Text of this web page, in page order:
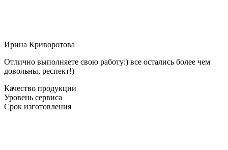
Ирина Криворотова
Отлично выполняете свою работу:) все остались более чем
довольны, респект!)
Качество продукции
Уровень сервиса
Срок изготовления